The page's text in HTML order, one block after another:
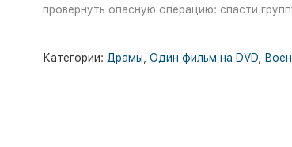
провернуть опасную операцию: спасти
Категории: Драмы Один фильм на DVD,